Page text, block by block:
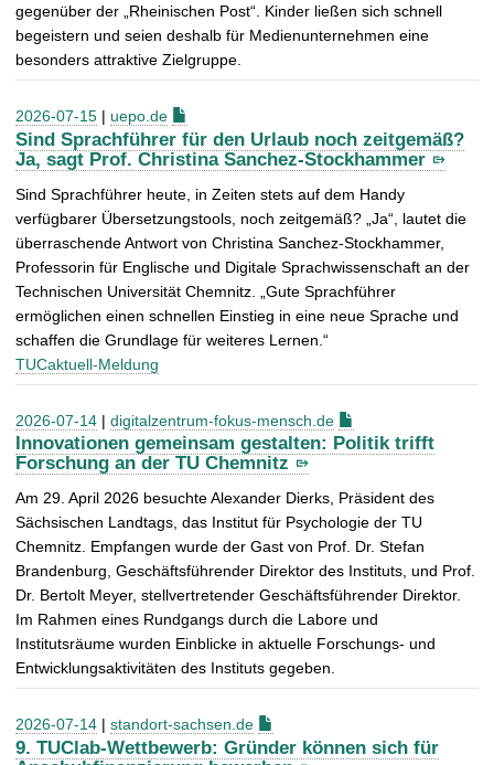
gegenüber der „Rheinischen Post“. Kinder ließen sich schnell
begeistern und seien deshalb für Medienunternehmen eine
besonders attraktive Zielgruppe.
2026-07-15 | uepo.de
Sind Sprachführer für den Urlaub noch zeitgemäß?
Ja, sagt Prof. Christina Sanchez-Stockhammer
Sind Sprachführer heute, in Zeiten stets auf dem Handy
verfügbarer Übersetzungstools, noch zeitgemäß? „Ja“, lautet die
überraschende Antwort von Christina Sanchez-Stockhammer,
Professorin für Englische und Digitale Sprachwissenschaft an der
Technischen Universität Chemnitz. „Gute Sprachführer
ermöglichen einen schnellen Einstieg in eine neue Sprache und
schaffen die Grundlage für weiteres Lernen.“
TUCaktuell-Meldung
2026-07-14 | digitalzentrum-fokus-mensch.de
Innovationen gemeinsam gestalten: Politik trifft
Forschung an der TU Chemnitz
Am 29. April 2026 besuchte Alexander Dierks, Präsident des
Sächsischen Landtags, das Institut für Psychologie der TU
Chemnitz. Empfangen wurde der Gast von Prof. Dr. Stefan
Brandenburg, Geschäftsführender Direktor des Instituts, und Prof.
Dr. Bertolt Meyer, stellvertretender Geschäftsführender Direktor.
Im Rahmen eines Rundgangs durch die Labore und
Institutsräume wurden Einblicke in aktuelle Forschungs- und
Entwicklungsaktivitäten des Instituts gegeben.
2026-07-14 | standort-sachsen.de
9. TUClab-Wettbewerb: Gründer können sich für